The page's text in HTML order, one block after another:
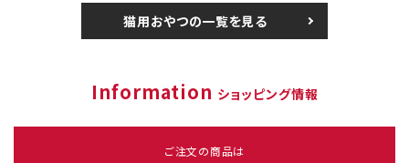
猫用おやつの一覧を見る
Information ショッピング情報
ご注文の商品は